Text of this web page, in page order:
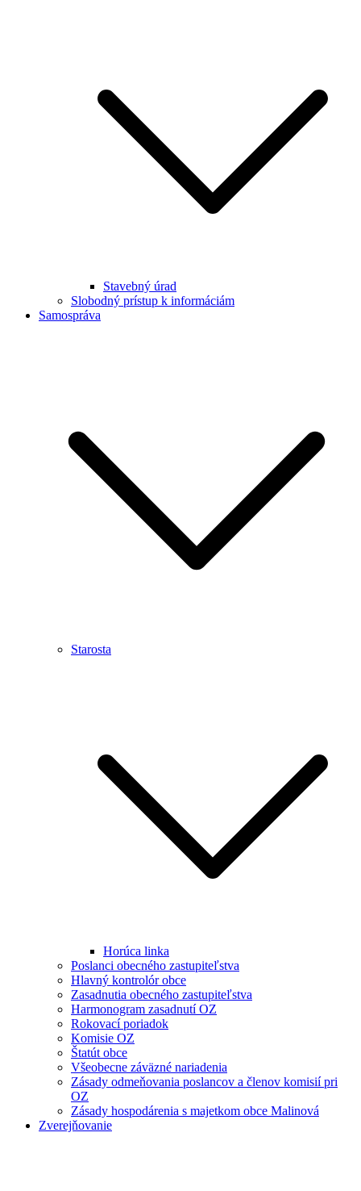
Stavebný úrad
Slobodný prístup k informáciám
Samospráva
Starosta
Horúca linka
Poslanci obecného zastupiteľstva
Hlavný kontrolór obce
Zasadnutia obecného zastupiteľstva
Harmonogram zasadnutí OZ
Rokovací poriadok
Komisie OZ
Štatút obce
Všeobecne záväzné nariadenia
Zásady odmeňovania poslancov a členov komisií pri
OZ
Zásady hospodárenia s majetkom obce Malinová
Zverejňovanie